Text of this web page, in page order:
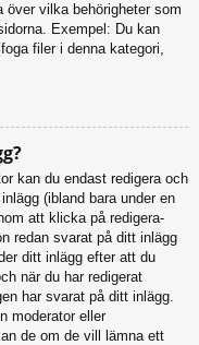
vilka behörigheter som
Exempel: Du kan
filer i denna kategori,
kan du endast redigera och
(ibland bara under en
att klicka på redigera-
redan svarat på ditt inlägg
ditt inlägg efter att du
när du har redigerat
har svarat på ditt inlägg.
moderator eller
de om de vill lämna ett